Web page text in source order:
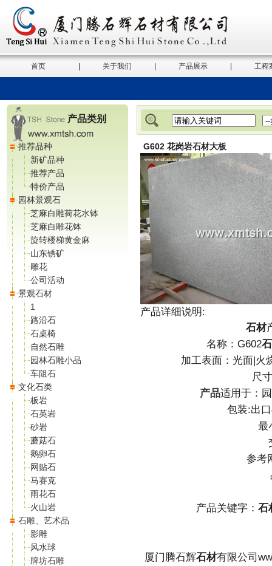
首页 关于我们 产品展示 工程
产品类别
推荐品种
新矿品种
推荐产品
特价产品
园林景观石
芝麻白雕荷花水钵
芝麻白雕花钵
旋转楼梯黄金麻
山东锈矿
雕花
公司活动
景观石材
1
路沿石
石桌椅
自然石雕
园林石雕小品
车阻石
文化石类
板岩
石英岩
砂岩
蘑菇石
鹅卵石
网贴石
马赛克
雨花石
火山岩
石雕、艺术品
影雕
风水球
牌坊石雕
G602 花岗岩石材大板
产品详细说明:
石材
名称：G602
加工表面：光面|火
尺
产品适用于：
包装:出口
最
参考
产品关键字： 石
厦门腾石辉石材有限公司